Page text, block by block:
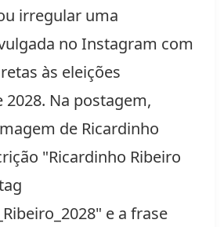
irregular uma
no Instagram com
às eleições
Na postagem,
de Ricardinho
"Ricardinho Ribeiro
e a frase